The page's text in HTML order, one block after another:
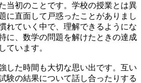
当初のことです。学校の授業とは異
に直面して戸惑ったことがありまし
れていく中で、理解できるようにな
に、数学の問題を解けたときの達成
ています。
した時間も大切な思い出です。互い
験の結果について話し合ったりする